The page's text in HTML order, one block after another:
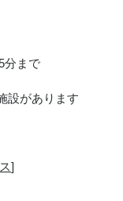
分まで
設があります
]